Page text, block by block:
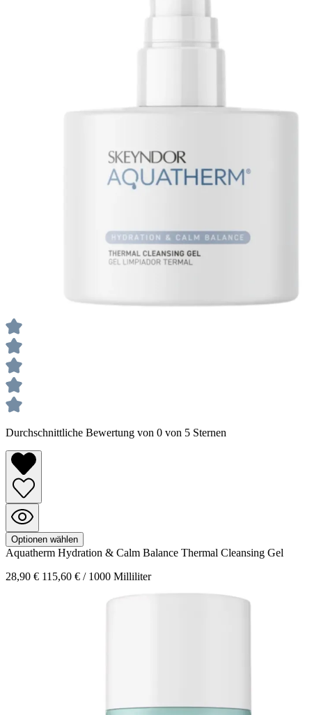
Durchschnittliche Bewertung von 0 von 5 Sternen
Optionen wählen
Aquatherm Hydration & Calm Balance Thermal Cleansing Gel
28,90 € 115,60 € / 1000 Milliliter